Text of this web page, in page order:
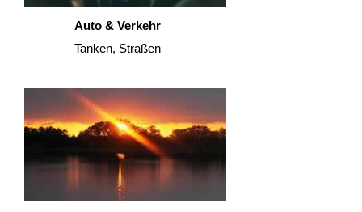
Auto & Verkehr
Tanken, Straßen